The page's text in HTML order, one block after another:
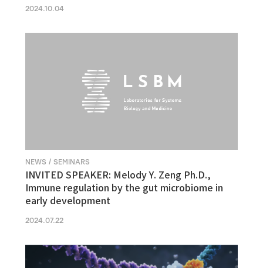
2024.10.04
NEWS / SEMINARS
INVITED SPEAKER: Melody Y. Zeng Ph.D.,
Immune regulation by the gut microbiome in
early development
2024.07.22